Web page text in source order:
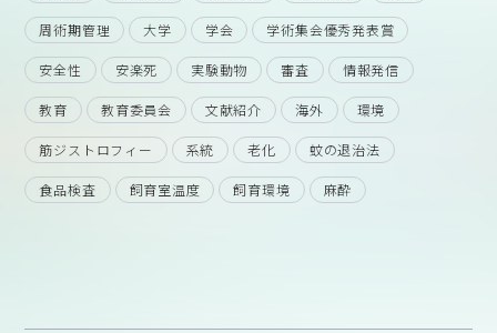
周術期管理 大学 学会 学術集会優秀発表賞
安全性 安楽死 実験動物 審査 情報発信
教育 教育委員会 文献紹介 海外 環境
筋ジストロフィー 系統 老化 蚊の退治法
食品検査 飼育室温度 飼育環境 麻酔